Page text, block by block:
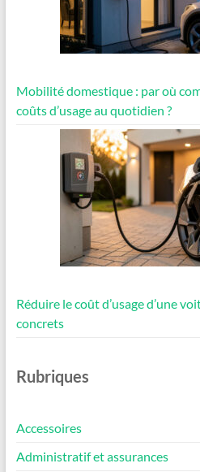
Mobilité domestique : par où
coûts d’usage au quotidien ?
Réduire le coût d’usage d’une
concrets
Rubriques
Accessoires
Administratif et assurances